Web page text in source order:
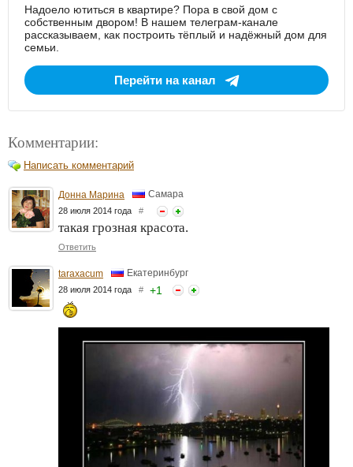
Надоело ютиться в квартире? Пора в свой дом с
собственным двором! В нашем телеграм-канале
рассказываем, как построить тёплый и надёжный дом для
семьи.
Перейти на канал
Комментарии:
Написать комментарий
Донна Марина Самара
28 июля 2014 года #
такая грозная красота.
Ответить
taraxacum Екатеринбург
28 июля 2014 года # +1